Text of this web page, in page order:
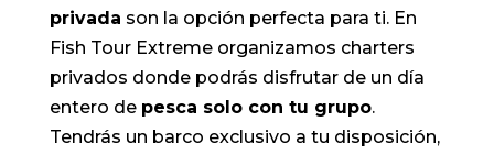
privada son la opción perfecta para ti. En
Fish Tour Extreme organizamos charters
privados donde podrás disfrutar de un día
entero de pesca solo con tu grupo.
Tendrás un barco exclusivo a tu disposición,